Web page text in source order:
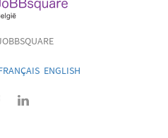
ENGLISH